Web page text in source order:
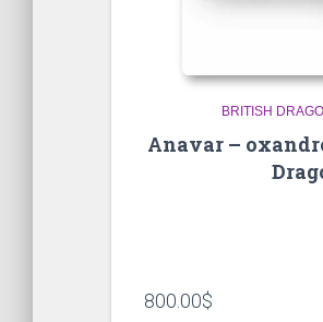
BRITISH
Anavar –
800.00$